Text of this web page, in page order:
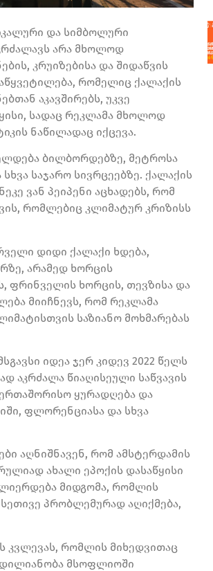
და სიმბოლური
არა მხოლოდ
კრუიზებისა და შიდაწვის
რომელიც ქალაქის
აკავშირებს, უკვე
სადაც რეკლამა მხოლოდ
ნაწილადაც იქცევა.
ბილბორდებზე, მეტროსა
საჯარო სივრცეებზე. ქალაქის
ვან პეიპენი აცხადებს, რომ
რომლებიც კლიმატურ კრიზისს
დიდი ქალაქი ხდება,
არამედ ხორცის
ფრინველის ხორცის, თევზისა და
მიიჩნევს, რომ რეკლამა
საზიანო მოხმარებას
იდეა ჯერ კიდევ 2022 წელს
აკრძალა წიაღისეული საწვავის
ყურადღება და
ფლორენციასა და სხვა
აღნიშნავენ, რომ ამსტერდამის
ახალი ეპოქის დასაწყისი
მიდგომა, რომლის
პრობლემურად აღიქმება,
კვლევას, რომლის მიხედვითაც
მსოფლიოში